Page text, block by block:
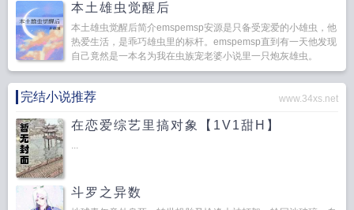
本土雄虫觉醒后
本土雄虫觉醒后简介emspemsp安源是只备受宠爱的小雄虫，他
热爱生活，是乖巧雄虫里的标杆。emspemsp直到有一天他发现
自己竟然是一本名为我在虫族宠老婆小说里一只炮灰雄虫。
emspemsp小说他以虐打雌...
完结小说推荐 www.34xs.net
在恋爱综艺里搞对象【1V1甜H】
...
斗罗之异数